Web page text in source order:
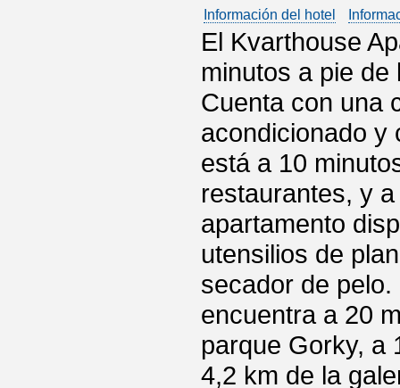
Información del hotel
El Kvarthouse
minutos a pie
Cuenta con una
acondicionado y
está a 10
restaurantes, y
apartamento
utensilios de
secador de
encuentra a 20
parque Gorky, a
4,2 km de la